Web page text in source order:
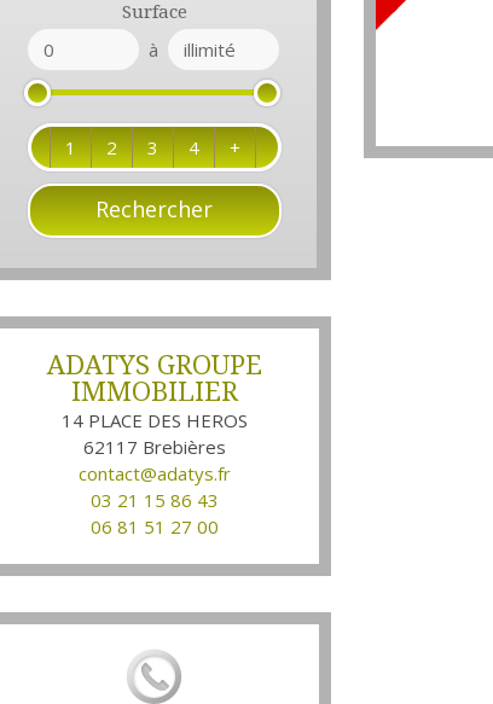
Surface
à
1 2 3 4 +
ADATYS GROUPE
IMMOBILIER
14 PLACE DES HEROS
62117 Brebières
contact@adatys.fr
03 21 15 86 43
06 81 51 27 00